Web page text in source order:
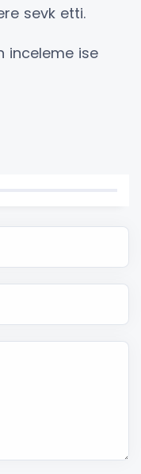
sevk etti.
inceleme ise